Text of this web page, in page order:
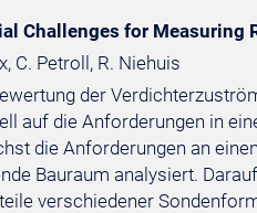
Challenges for Measuring
C. Petroll, R. Niehuis
der
auf die Anforderungen in
die Anforderungen an
Bauraum analysiert.
verschiedener